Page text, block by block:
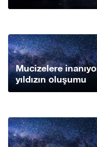
Mucizelere
yıldızın oluşumu